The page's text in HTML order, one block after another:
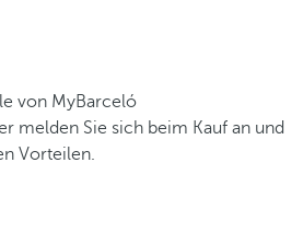
von MyBarceló
melden Sie sich beim Kauf an und
Vorteilen.